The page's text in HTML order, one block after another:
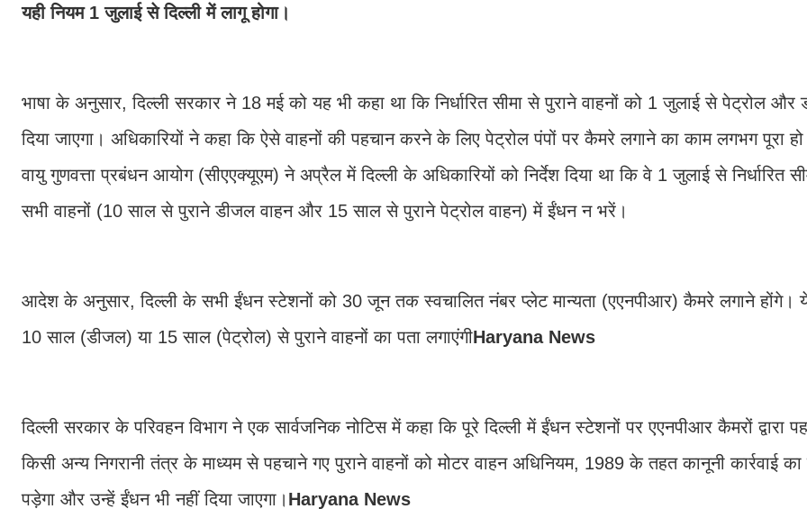
यही नियम 1 जुलाई से दिल्ली में लागू होगा।
भाषा के अनुसार, दिल्ली सरकार ने 18 मई को यह भी कहा था कि निर्धारित सीमा से पुराने वाहनों को 1 जुलाई से पेट्रोल और
दिया जाएगा। अधिकारियों ने कहा कि ऐसे वाहनों की पहचान करने के लिए पेट्रोल पंपों पर कैमरे लगाने का काम लगभग पूरा
वायु गुणवत्ता प्रबंधन आयोग (सीएएक्यूएम) ने अप्रैल में दिल्ली के अधिकारियों को निर्देश दिया था कि वे 1 जुलाई से निर्धारित
सभी वाहनों (10 साल से पुराने डीजल वाहन और 15 साल से पुराने पेट्रोल वाहन) में ईंधन न भरें।
आदेश के अनुसार, दिल्ली के सभी ईंधन स्टेशनों को 30 जून तक स्वचालित नंबर प्लेट मान्यता (एएनपीआर) कैमरे लगाने होंगे। ये
10 साल (डीजल) या 15 साल (पेट्रोल) से पुराने वाहनों का पता लगाएंगीHaryana News
दिल्ली सरकार के परिवहन विभाग ने एक सार्वजनिक नोटिस में कहा कि पूरे दिल्ली में ईंधन स्टेशनों पर एएनपीआर कैमरों द्वारा
किसी अन्य निगरानी तंत्र के माध्यम से पहचाने गए पुराने वाहनों को मोटर वाहन अधिनियम, 1989 के तहत कानूनी कार्रवाई का
पड़ेगा और उन्हें ईंधन भी नहीं दिया जाएगा। Haryana News